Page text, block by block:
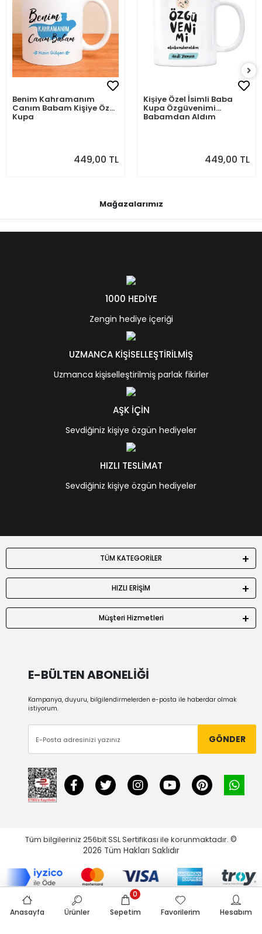
Benim Kahramanım
Canım Babam Kişiye Özel
Kupa
449,00 TL
Kişiye Özel İsimli Baba
Kupa Özgüvenimi
Babamdan Aldım
449,00 TL
Mağazalarımız
1000 HEDİYE
Zengin hediye içeriği
UZMANCA KİŞİSELLEŞTİRİLMİŞ
Uzmanca kişiselleştirilmiş parlak fikirler
AŞK İÇİN
Sevdiğiniz kişiye özgün hediyeler
HIZLI TESLİMAT
Sevdiğiniz kişiye özgün hediyeler
TÜM KATEGORİLER
HIZLI ERİŞİM
Müşteri Hizmetleri
E-BÜLTEN ABONELİĞİ
Kampanya, duyuru, bilgilendirmelerden e-posta ile haberdar olmak
istiyorum.
GÖNDER
Tüm bilgileriniz 256bit SSL Sertifikası ile korunmaktadır. ©
2026 Tüm Hakları Saklıdır
Anasayfa Ürünler Sepetim
0
Favorilerim
Hesabım